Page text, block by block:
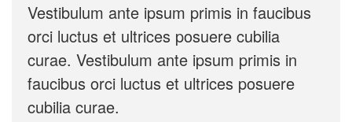
Vestibulum ante ipsum primis in faucibus
orci luctus et ultrices posuere cubilia
curae. Vestibulum ante ipsum primis in
faucibus orci luctus et ultrices posuere
cubilia curae.